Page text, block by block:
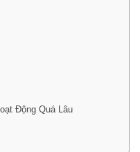
Động Quá Lâu